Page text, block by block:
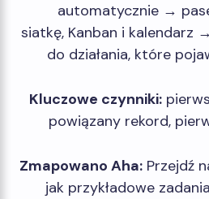
automatycznie →
siatkę, Kanban i kalendarz
do działania, które
Kluczowe czynniki:
powiązany rekord,
Zmapowano Aha: Przejdź
jak przykładowe